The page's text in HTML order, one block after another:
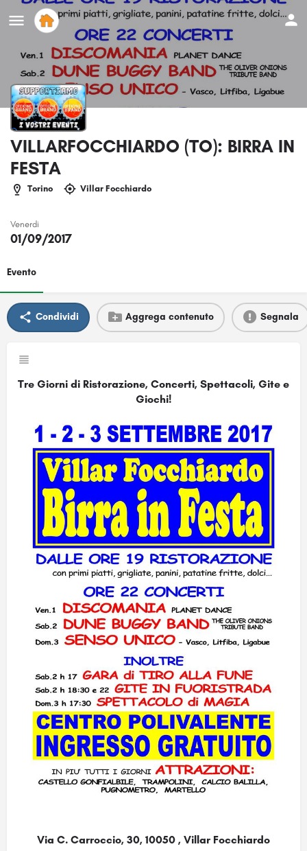
VILLARFOCCHIARDO (TO): BIRRA IN
FESTA
Torino Villar Focchiardo
Venerdi
01/09/2017
Evento
Condividi Aggrega contenuto Segnala
Tre Giorni di Ristorazione, Concerti, Spettacoli, Gite e
Giochi!
Via C. Carroccio, 30, 10050 , Villar Focchiardo